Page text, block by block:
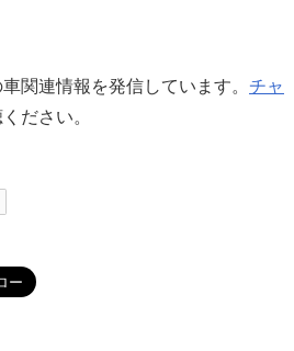
関連情報を発信しています。 チャ
ださい。